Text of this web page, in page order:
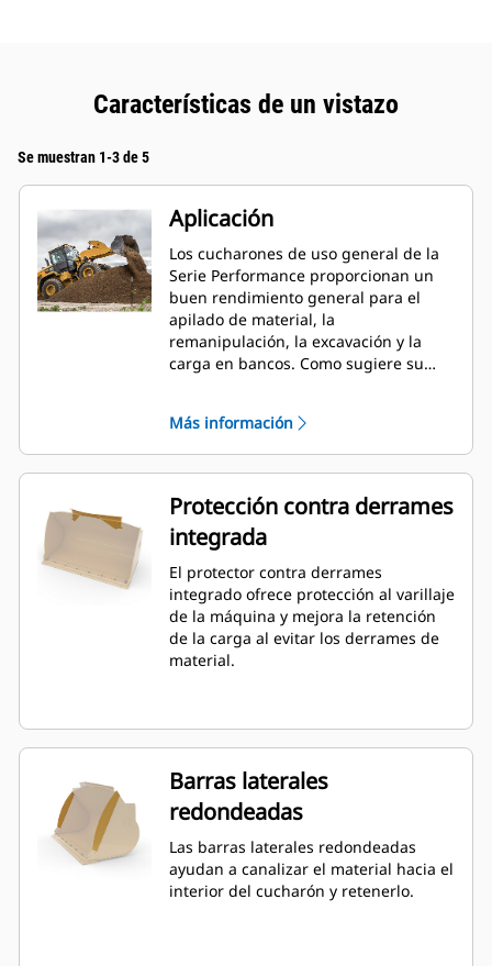
Características de un vistazo
Se muestran 1-3 de 5
Aplicación
Los cucharones de uso general de la
Serie Performance proporcionan un
buen rendimiento general para el
apilado de material, la
remanipulación, la excavación y la
carga en bancos. Como sugiere su
almacenamiento y desde bancos.
Están diseñados para fuerzas de
desprendimiento y condiciones de
abrasión estándar. Ideal para
aplicaciones de arrastre en retroceso
y nivelación. El factor de llenado de
los cucharones de la Serie
Performance puede llegar a un 115 %
por sobre la capacidad especificada.
Más información
Protección contra derrames
integrada
El protector contra derrames
integrado ofrece protección al varillaje
de la máquina y mejora la retención
de la carga al evitar los derrames de
material.
Barras laterales
redondeadas
Las barras laterales redondeadas
ayudan a canalizar el material hacia el
interior del cucharón y retenerlo.